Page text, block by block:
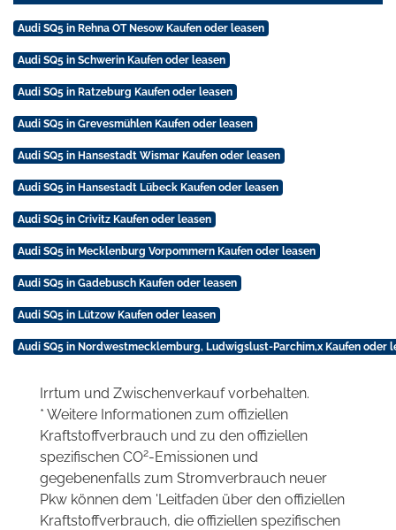
Audi SQ5 in Rehna OT Nesow Kaufen oder leasen
Audi SQ5 in Schwerin Kaufen oder leasen
Audi SQ5 in Ratzeburg Kaufen oder leasen
Audi SQ5 in Grevesmühlen Kaufen oder leasen
Audi SQ5 in Hansestadt Wismar Kaufen oder leasen
Audi SQ5 in Hansestadt Lübeck Kaufen oder leasen
Audi SQ5 in Crivitz Kaufen oder leasen
Audi SQ5 in Mecklenburg Vorpommern Kaufen oder leasen
Audi SQ5 in Gadebusch Kaufen oder leasen
Audi SQ5 in Lützow Kaufen oder leasen
Audi SQ5 in Nordwestmecklemburg, Ludwigslust-Parchim,x Kaufen oder
Irrtum und Zwischenverkauf vorbehalten.
* Weitere Informationen zum offiziellen
Kraftstoffverbrauch und zu den offiziellen
spezifischen CO2-Emissionen und
gegebenenfalls zum Stromverbrauch neuer
Pkw können dem 'Leitfaden über den offiziellen
Kraftstoffverbrauch, die offiziellen spezifischen